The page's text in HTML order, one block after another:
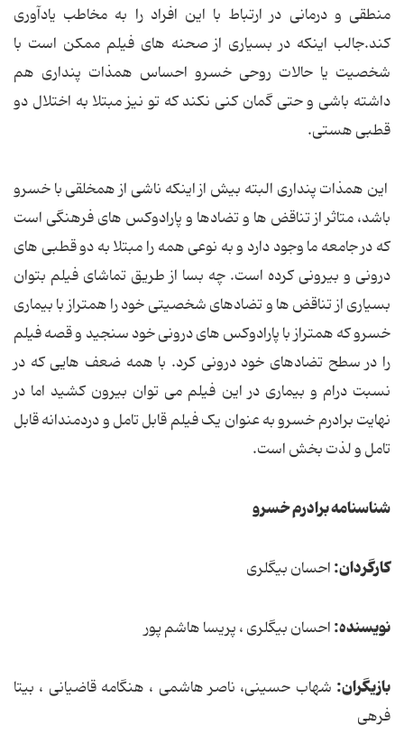
منطقی و درمانی در ارتباط با این افراد را به مخاطب یادآوری
کند.جالب اینکه در بسیاری از صحنه های فیلم ممکن است با
شخصیت یا حالات روحی خسرو احساس همذات پنداری هم
داشته باشی و حتی گمان کنی نکند که تو نیز مبتلا به اختلال دو
قطبی هستی.
این همذات پنداری البته بیش از اینکه ناشی از همخلقی با خسرو
باشد، متاثر از تناقض ها و تضادها و پارادوکس های فرهنگی است
که در جامعه ما وجود دارد و به نوعی همه را مبتلا به دو قطبی های
درونی و بیرونی کرده است. چه بسا از طریق تماشای فیلم بتوان
بسیاری از تناقض ها و تضادهای شخصیتی خود را همتراز با بیماری
خسرو که همتراز با پارادوکس های درونی خود سنجید و قصه فیلم
را در سطح تضادهای خود درونی کرد. با همه ضعف هایی که در
نسبت درام و بیماری در این فیلم می توان بیرون کشید اما در
نهایت برادرم خسرو به عنوان یک فیلم قابل تامل و دردمندانه قابل
تامل و لذت بخش است.
شناسنامه برادرم خسرو
کارگردان:احسان بیگلری
نویسنده:احسان بیگلری ، پریسا هاشم پور
بازیگران: شهاب حسینی، ناصر هاشمی ، هنگامه قاضیانی ، بیتا
فرهی